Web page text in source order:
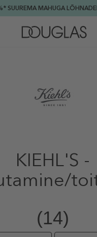
SUUREMA MAHUGA
KIEHL'S -
(14)